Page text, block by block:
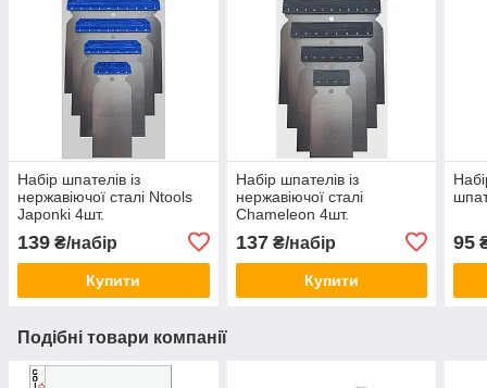
Набір шпателів із
нержавіючої сталі Ntools
Japonki 4шт.
139 ₴/набір
Купити
Набір шпателів із
нержавіючої сталі
Chameleon 4шт.
137₴/набір
Купити
95
Подібні товари компанії